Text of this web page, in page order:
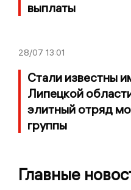
выплаты
28/07 13:01
Стали известны
Липецкой
элитный отряд
группы
Главные